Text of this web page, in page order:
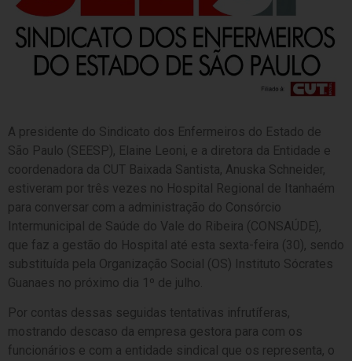
A presidente do Sindicato dos Enfermeiros do Estado de
São Paulo (SEESP), Elaine Leoni, e a diretora da Entidade e
coordenadora da CUT Baixada Santista, Anuska Schneider,
estiveram por três vezes no Hospital Regional de Itanhaém
para conversar com a administração do Consórcio
Intermunicipal de Saúde do Vale do Ribeira (CONSAÚDE),
que faz a gestão do Hospital até esta sexta-feira (30), sendo
substituída pela Organização Social (OS) Instituto Sócrates
Guanaes no próximo dia 1º de julho.
Por contas dessas seguidas tentativas infrutíferas,
mostrando descaso da empresa gestora para com os
funcionários e com a entidade sindical que os representa, o